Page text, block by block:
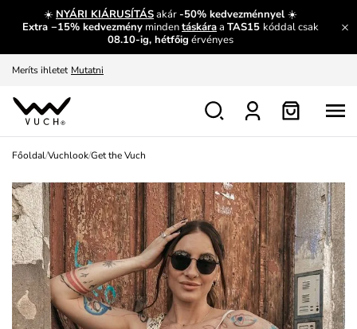
☀️ NYÁRI KIÁRUSÍTÁSakár-50% kedvezménnyel ☀️
Extra −15% kedvezmény mindentáskáraa TAS15 kóddal csak
08.10-ig, hétfőig érvényes
És mi az, amit máshol nem lehet megtudni?
Fedezze fel velünk az újdonságokat. Megtekintés
Meríts ihletet Mutatni
Ingyenes csere és visszaküldés
Főoldal/Vuchlook/Get the Vuch